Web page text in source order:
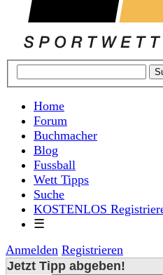
Home
Forum
Buchmacher
Blog
Fussball
Wett Tipps
Suche
KOSTENLOS
☰
Anmelden Registrieren
Jetzt Tipp abgeben!